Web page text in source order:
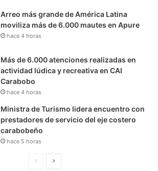
Arreo más grande de América Latina
moviliza más de 6.000 mautes en Apure
hace 4 horas
Más de 6.000 atenciones realizadas en
actividad lúdica y recreativa en CAI
Carabobo
hace 4 horas
Ministra de Turismo lidera encuentro con
prestadores de servicio del eje costero
carabobeño
hace 5 horas